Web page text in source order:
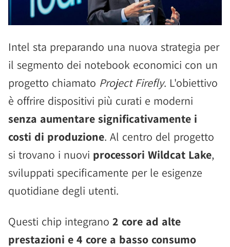
Intel sta preparando una nuova strategia per
il segmento dei notebook economici con un
progetto chiamato Project Firefly. L'obiettivo
è offrire dispositivi più curati e moderni
senza aumentare significativamente i
costi di produzione. Al centro del progetto
si trovano i nuovi processori Wildcat Lake,
sviluppati specificamente per le esigenze
quotidiane degli utenti.
Questi chip integrano 2 core ad alte
prestazioni e 4 core a basso consumo